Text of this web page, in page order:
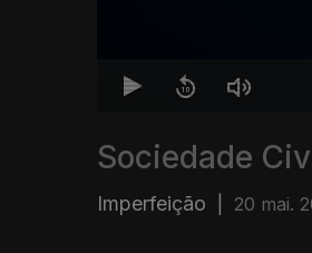
Sociedade
Imperfeição 20 mai.